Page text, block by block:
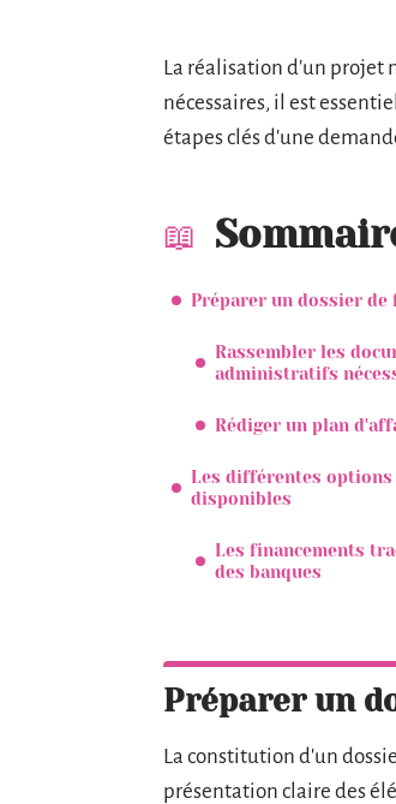
La réalisation d'un projet
nécessaires, il est
étapes clés d'une
Préparer un dossier de
Rassembler les
administratifs
Rédiger un plan
Les différentes options
disponibles
Les financements
des banques
Préparer un
La constitution d'un
présentation claire des